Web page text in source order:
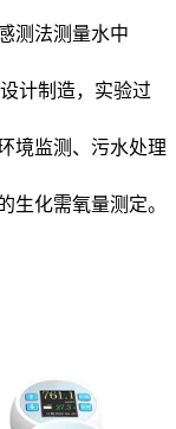
测法测量水中
计制造，实验过
境监测、污水处理
生化需氧量测定。